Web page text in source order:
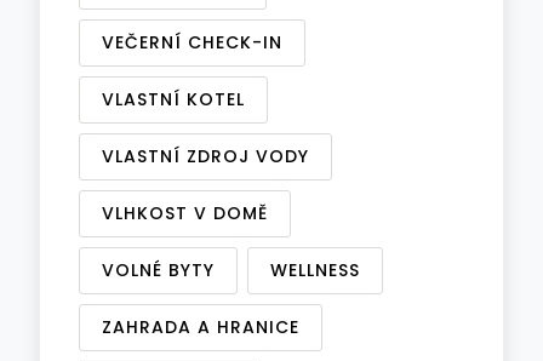
VEČERNÍ CHECK-IN
VLASTNÍ KOTEL
VLASTNÍ ZDROJ VODY
VLHKOST V DOMĚ
VOLNÉ BYTY WELLNESS
ZAHRADA A HRANICE